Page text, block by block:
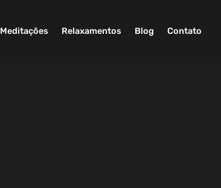
Meditações Relaxamentos Blog Contato